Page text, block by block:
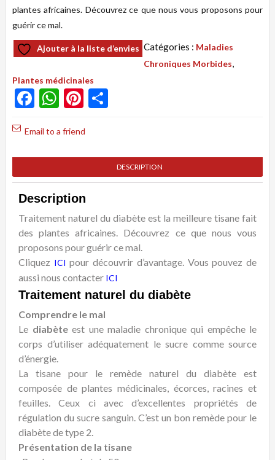
plantes africaines. Découvrez ce que nous vous proposons pour
guérir ce mal.
Ajouter à la liste d’envies Catégories : Maladies
Chroniques Morbides,
Plantes médicinales
Facebook
WhatsApp
Pinterest
Email to a friend
DESCRIPTION
Description
Traitement naturel du diabète est la meilleure tisane fait
des plantes africaines. Découvrez ce que nous vous
proposons pour guérir ce mal.
Cliquez ICI pour découvrir d’avantage. Vous pouvez de
aussi nous contacter ICI
Traitement naturel du diabète
Comprendre le mal
Le diabète est une maladie chronique qui empêche le
corps d’utiliser adéquatement le sucre comme source
d’énergie.
La tisane pour le remède naturel du diabète est
composée de plantes médicinales, écorces, racines et
feuilles. Ceux ci avec d’excellentes propriétés de
régulation du sucre sanguin. C’est un bon remède pour le
diabète de type 2.
Présentation de la tisane